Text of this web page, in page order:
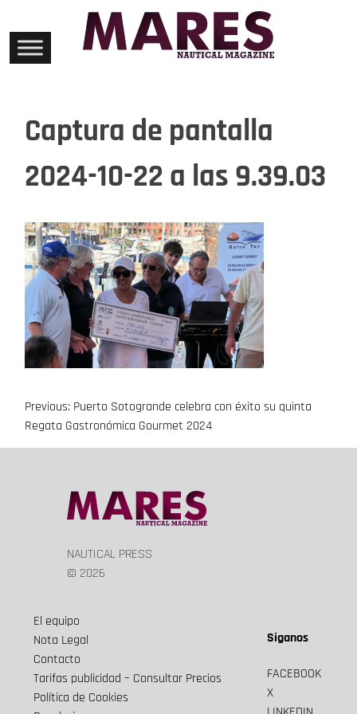
content
Captura de pantalla
2024-10-22 a las 9.39.03
Navegación
Previous: Puerto Sotogrande celebra con éxito su quinta
Regata Gastronómica Gourmet 2024
NAUTICAL PRESS
© 2026
El equipo
Nota Legal
Contacto
Tarifas publicidad – Consultar Precios
Política de Cookies
Siganos
FACEBOOK
X